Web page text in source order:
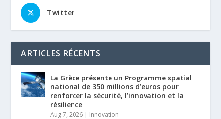
Twitter
ARTICLES RÉCENTS
La Grèce présente un Programme spatial
national de 350 millions d’euros pour
renforcer la sécurité, l’innovation et la
résilience
Aug 7, 2026 | Innovation